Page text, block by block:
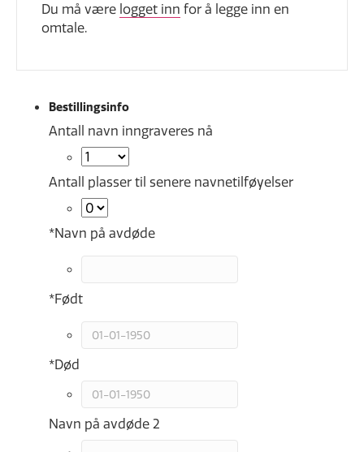
Du må være logget inn for å legge inn en
omtale.
Bestillingsinfo
Antall navn inngraveres nå
Antall plasser til senere navnetilføyelser
*Navn på avdøde
*Født
*Død
Navn på avdøde 2